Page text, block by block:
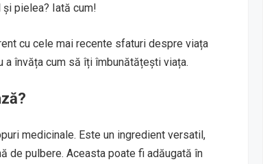
pielea? Iată cum!
cu cele mai recente sfaturi despre viața
învăța cum să îți îmbunătățești viața.
medicinale. Este un ingredient versatil,
de pulbere. Aceasta poate fi adăugată în